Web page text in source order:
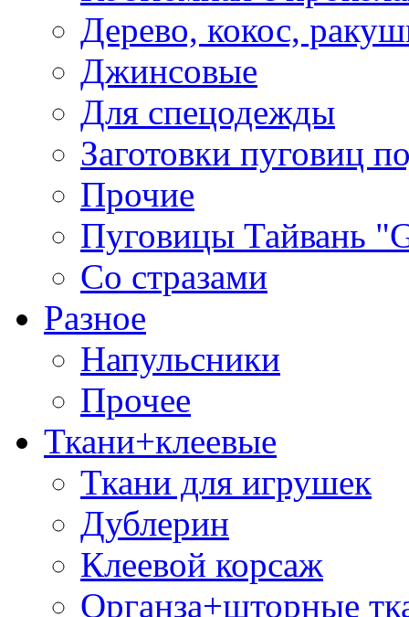
Дерево, кокос,
Джинсовые
Для спецодежды
Заготовки пуговиц
Прочие
Пуговицы Тайвань
Со стразами
Разное
Напульсники
Прочее
Ткани+клеевые
Ткани для игрушек
Дублерин
Клеевой корсаж
Органза+шторные